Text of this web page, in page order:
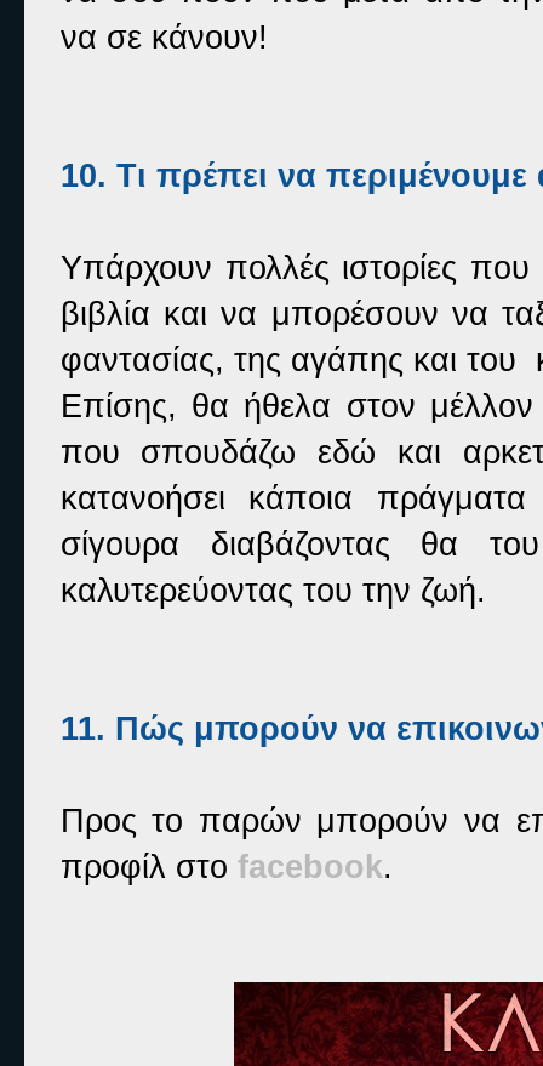
να σε κάνουν!
10. Τι πρέπει να
Υπάρχουν πολλές ιστορίες
βιβλία και να μπορέσουν να
φαντασίας, της αγάπης και του
Επίσης, θα ήθελα στον
που σπουδάζω εδώ και
κατανοήσει κάποια
σίγουρα διαβάζοντας θα
καλυτερεύοντας του την ζωή.
11. Πώς μπορούν να
Προς το παρών μπορούν να
προφίλ στο facebook.